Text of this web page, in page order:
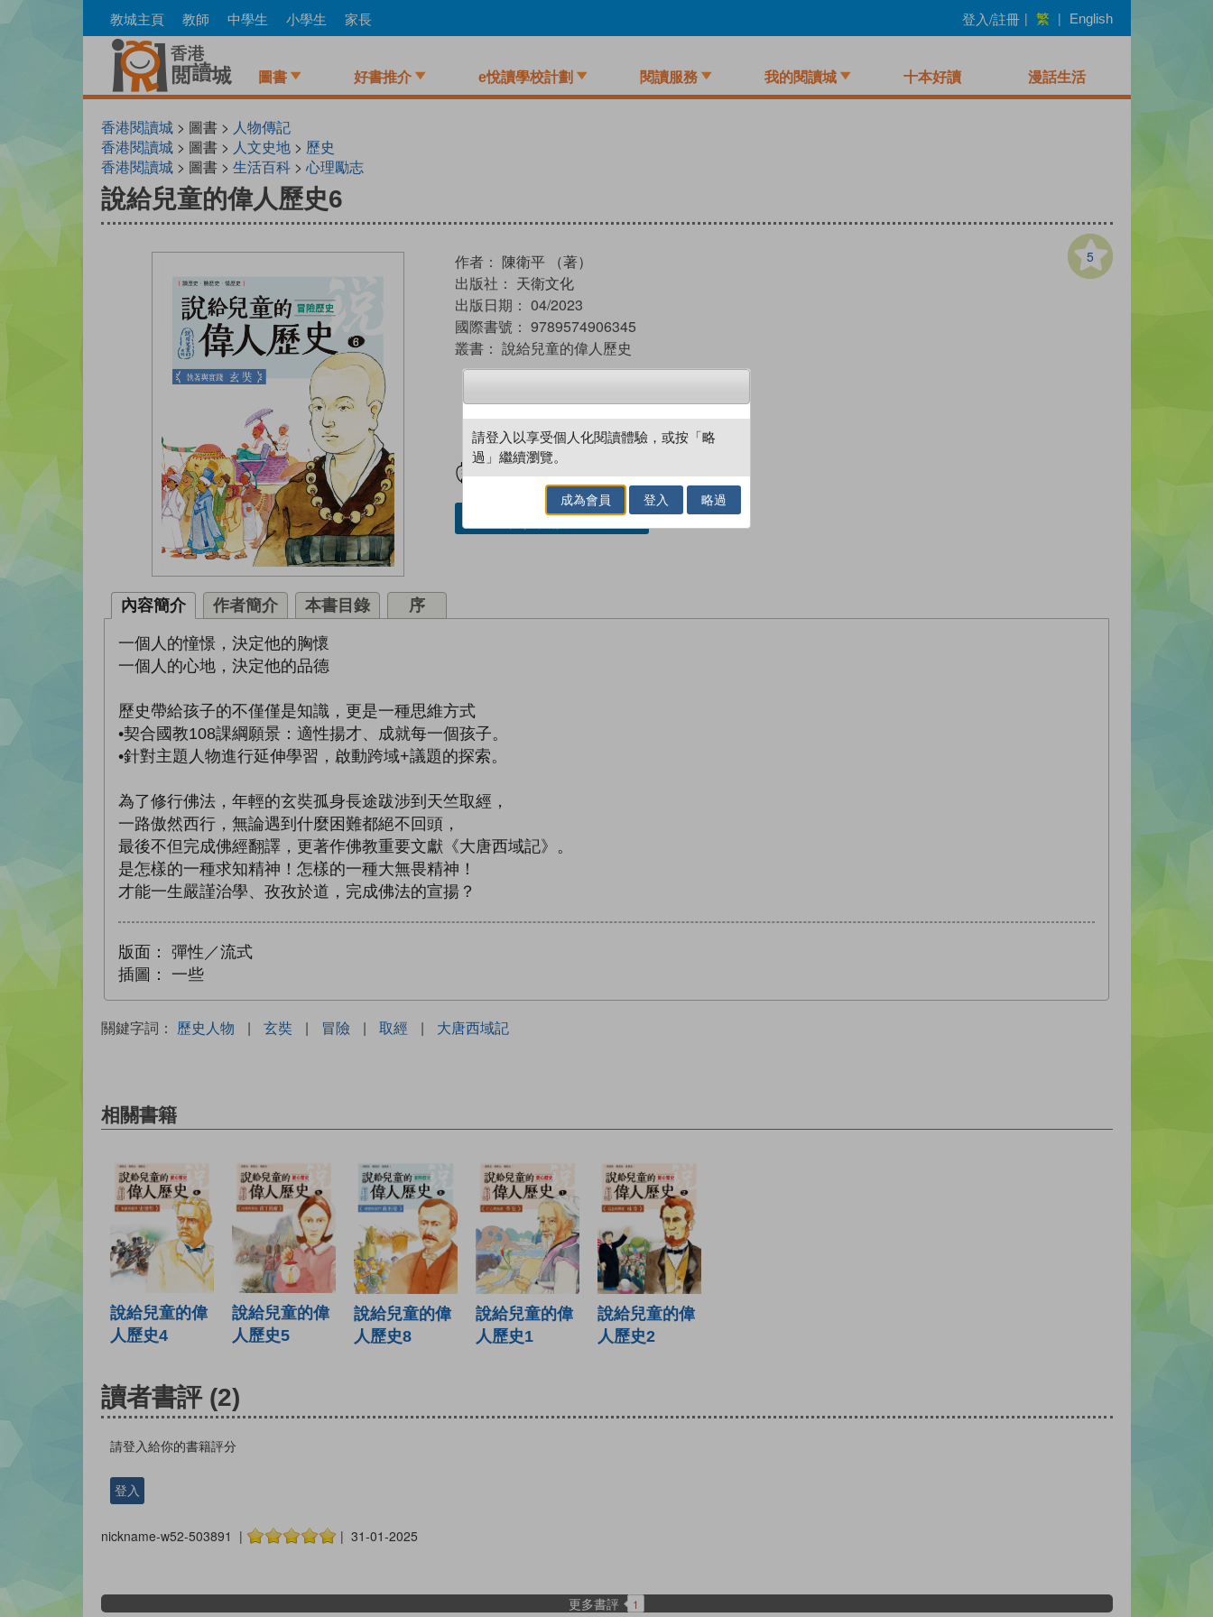
to
教城主頁 教師 中學生 小學生 家長 登入/註冊 | 繁 | English
圖書 好書推介 e悅讀學校計劃 閱讀服務 我的閱讀城 十本好讀 漫話生活
香港閱讀城> 圖書 > 人物傳記
香港閱讀城> 圖書 > 人文史地> 歷史
香港閱讀城> 圖書 > 生活百科> 心理勵志
說給兒童的偉人歷史6
5
作者： 陳衛平 （著）
出版社： 天衛文化
出版日期： 04/2023
國際書號： 9789574906345
叢書： 說給兒童的偉人歷史
試閲 加入閱讀紀錄
內容簡介 作者簡介 本書目錄 序
一個人的憧憬，決定他的胸懷
一個人的心地，決定他的品德
歷史帶給孩子的不僅僅是知識，更是一種思維方式
•契合國教108課綱願景：適性揚才、成就每一個孩子。
•針對主題人物進行延伸學習，啟動跨域+議題的探索。
為了修行佛法，年輕的玄奘孤身長途跋涉到天竺取經，
一路傲然西行，無論遇到什麼困難都絕不回頭，
最後不但完成佛經翻譯，更著作佛教重要文獻《大唐西域記》。
是怎樣的一種求知精神！怎樣的一種大無畏精神！
才能一生嚴謹治學、孜孜於道，完成佛法的宣揚？
版面：
彈性／流式
插圖：
一些
關鍵字詞： 歷史人物 | 玄奘 | 冒險 | 取經 | 大唐西域記
相關書籍
說給兒童的偉
人歷史4
說給兒童的偉
人歷史5
說給兒童的偉
人歷史8
說給兒童的偉
人歷史1
說給兒童的偉
人歷史2
讀者書評 (2)
請登入給你的書籍評分
登入
nickname-w52-503891 | | 31-01-2025
更多書評 1
請登入以享受個人化閱讀體驗，或按「略
過」繼續瀏覽。
成為會員 登入 略過